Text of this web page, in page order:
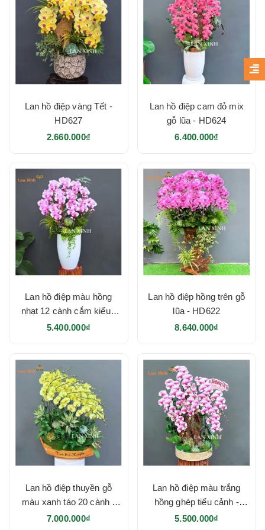
những ngày lễ ý nghĩa, lan hồ điệp luôn là món quà tinh
tế và sâu sắc. Với vẻ đẹp thanh tao cùng ý nghĩa phong
thủy cao quý, chậu lan hồ điệp không chỉ làm đẹp không
gian mà còn mang đến những lời chúc tốt lành, những
thông điệp yêu thương đáng trân quý.
hãy liên hệ ngay với LAN XINH để được tư vấn và đặt
lan hồ điệp theo chủ đề phù hợp.
Lan hồ điệp vàng Tết -
HD627
2.660.000₫
Lan hồ điệp cam đỏ mix
gỗ lũa - HD624
6.400.000₫
Lan hồ điệp màu hồng
nhạt 12 cành cắm kiểu -
HD623
5.400.000₫
Lan hồ điệp hồng trên gỗ
lũa - HD622
8.640.000₫
Lan hồ điệp thuyền gỗ
màu xanh táo 20 cành -
HD621
7.000.000₫
Lan hồ điệp màu trắng
hồng ghép tiểu cảnh -
HD620
5.500.000₫